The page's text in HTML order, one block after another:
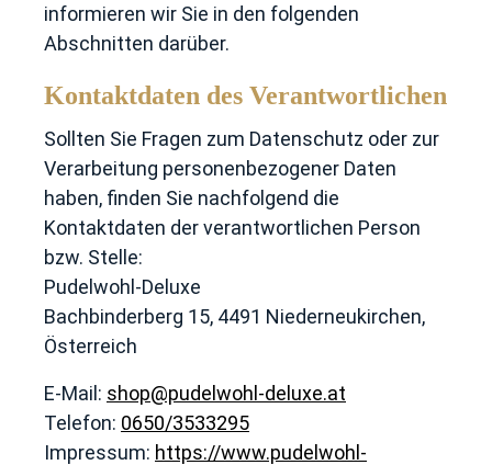
informieren wir Sie in den folgenden
Abschnitten darüber.
Kontaktdaten des Verantwortlichen
Sollten Sie Fragen zum Datenschutz oder zur
Verarbeitung personenbezogener Daten
haben, finden Sie nachfolgend die
Kontaktdaten der verantwortlichen Person
bzw. Stelle:
Pudelwohl-Deluxe
Bachbinderberg 15, 4491 Niederneukirchen,
Österreich
E-Mail: shop@pudelwohl-deluxe.at
Telefon: 0650/3533295
Impressum: https://www.pudelwohl-